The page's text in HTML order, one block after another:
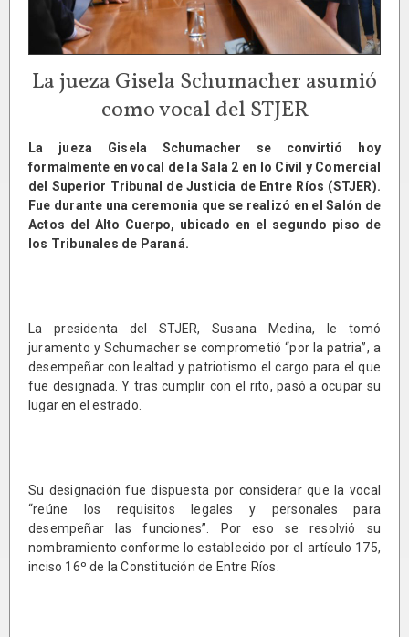
La jueza Gisela Schumacher asumió
como vocal del STJER
La jueza Gisela Schumacher se convirtió hoy
formalmente en vocal de la Sala 2 en lo Civil y Comercial
del Superior Tribunal de Justicia de Entre Ríos (STJER).
Fue durante una ceremonia que se realizó en el Salón de
Actos del Alto Cuerpo, ubicado en el segundo piso de
los Tribunales de Paraná.
La presidenta del STJER, Susana Medina, le tomó
juramento y Schumacher se comprometió “por la patria”, a
desempeñar con lealtad y patriotismo el cargo para el que
fue designada. Y tras cumplir con el rito, pasó a ocupar su
lugar en el estrado.
Su designación fue dispuesta por considerar que la vocal
“reúne los requisitos legales y personales para
desempeñar las funciones”. Por eso se resolvió su
nombramiento conforme lo establecido por el artículo 175,
inciso 16º de la Constitución de Entre Ríos.